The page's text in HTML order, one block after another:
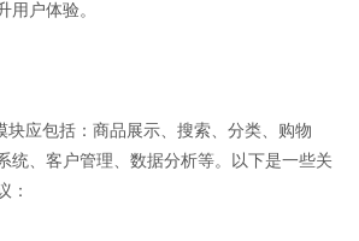
用户体验。
块应包括：商品展示、搜索、分类、购物
统、客户管理、数据分析等。以下是一些关
：